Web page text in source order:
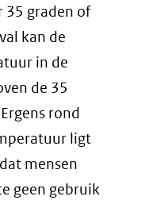
35 graden of
kan de
in de
de 35
rond
ligt
mensen
geen gebruik